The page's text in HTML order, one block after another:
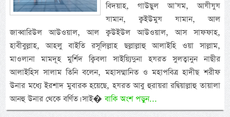
বিদয়াহ, গাউছুল আ’যম, আযীযুয
যামান, ক্বইউমুয যামান, আল
জাব্বারিউল আউওয়াল, আল ক্বউইউল আউওয়াল, আস সাফফাহ,
হাবীবুল্লাহ, আহলু বাইতি রসূলিল্লাহ ছল্লাল্লাহু আলাইহি ওয়া সাল্লাম,
মাওলানা মামদূহ মুর্শিদ ক্বিবলা সাইয়্যিদুনা হযরত সুলত্বানুন নাছীর
আলাইহিস সালাম তিনি বলেন, মহাসম্মানিত ও মহাপবিত্র হাদীছ শরীফ
উনার মধ্যে ইরশাদ মুবারক হয়েছে, হযরত আবু হুরায়রা রদ্বিয়াল্লাহু তায়ালা
আনহু উনার থেকে বর্ণিত। সাই�বাকি অংশ পড়ুন...